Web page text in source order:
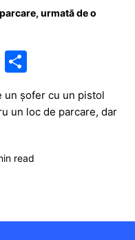
urmată de o
M
s
a
ta
a
un șofer cu un pistol
un loc de parcare, dar
read